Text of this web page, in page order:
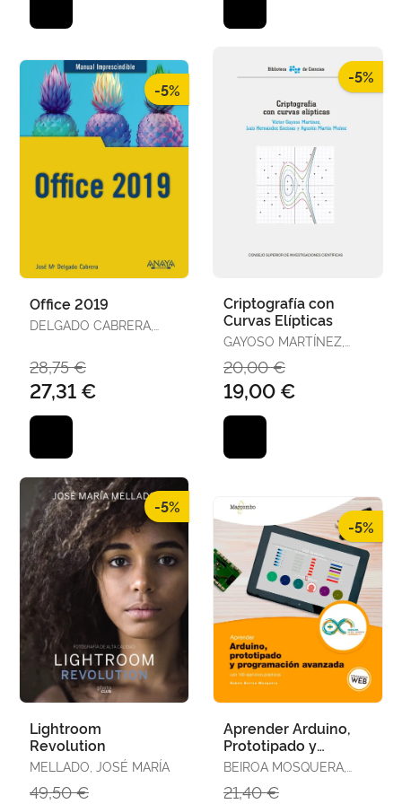
-5%
Office 2019
DELGADO CABRERA,
28,75 €
27,31 €
-5%
Criptografía con
Curvas Elípticas
GAYOSO MARTÍNEZ,
ENCINAS, LUIS /
MARTÍN MUÑOZ,
AGUSTÍN
20,00 €
19,00 €
-5%
Lightroom
Revolution
MELLADO, JOSÉ MARÍA
49,50 €
-5%
Aprender Arduino,
Prototipado y
Programación
Avanzada con 100
Ejercicios
BEIROA MOSQUERA,
21,40 €